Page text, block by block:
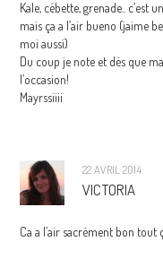
Kale, cébette, grenade..
mais ça a l’air bueno (jaime
moi aussi)
Du coup je note et dès que
l’occasion!
Mayrssiiii
22 AVRIL 2014
VICTORIA
Ca a l’air sacrément bon tout